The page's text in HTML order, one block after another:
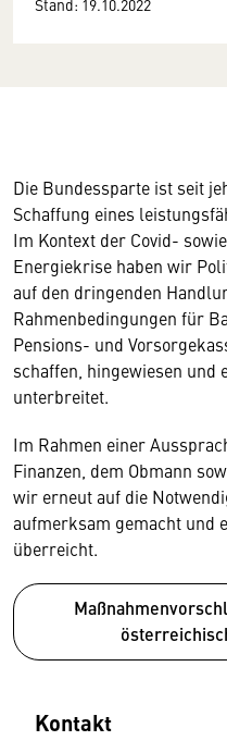
Stand: 19.10.2022
Die Bundessparte ist seit
Schaffung eines
Im Kontext der Covid-
Energiekrise haben wir
auf den dringenden
Rahmenbedingungen für
Pensions- und
schaffen, hingewiesen und
unterbreitet.
Im Rahmen einer
Finanzen, dem Obmann
wir erneut auf die
aufmerksam gemacht und
überreicht.
Kontakt